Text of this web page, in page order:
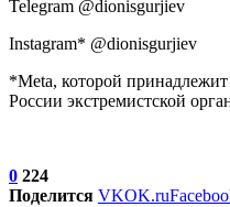
Telegram @dionisgurjiev
Instagram* @dionisgurjiev
*Meta, которой
России экстремистской
0 224
Поделится VKOK.ru